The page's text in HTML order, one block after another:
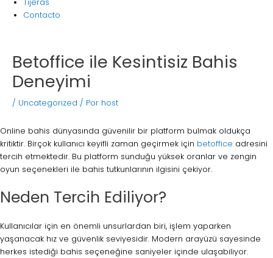
Tijeras
Contacto
Betoffice ile Kesintisiz Bahis
Deneyimi
/ Uncategorized / Por host
Online bahis dünyasında güvenilir bir platform bulmak oldukça
kritiktir. Birçok kullanıcı keyifli zaman geçirmek için betoffice adresini
tercih etmektedir. Bu platform sunduğu yüksek oranlar ve zengin
oyun seçenekleri ile bahis tutkunlarının ilgisini çekiyor.
Neden Tercih Ediliyor?
Kullanıcılar için en önemli unsurlardan biri, işlem yaparken
yaşanacak hız ve güvenlik seviyesidir. Modern arayüzü sayesinde
herkes istediği bahis seçeneğine saniyeler içinde ulaşabiliyor.